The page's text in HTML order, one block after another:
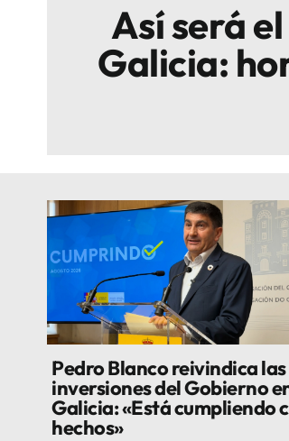
Así será
Galicia:
Pedro Blanco reivindica las
inversiones del Gobierno
Galicia: «Está cumpliendo
hechos»